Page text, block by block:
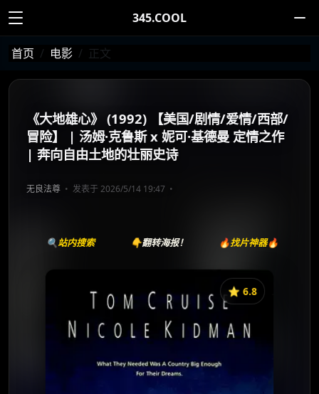
345.COOL
首页 电影 正文
《大地雄心》 (1992) 【美国/剧情/爱情/西部/
冒险】 | 汤姆·克鲁斯 x 妮可·基德曼 定情之作
| 奔向自由土地的壮丽史诗
无良法尊 发表于 2026/5/14 19:47
🔍站内搜索 👇翻转海报！ 🔥找片神器🔥
⭐️ 6.8
《大地雄心》
⭐
收藏
⭐️ 评分：6.8 | 🎬 1992年
夸克网盘